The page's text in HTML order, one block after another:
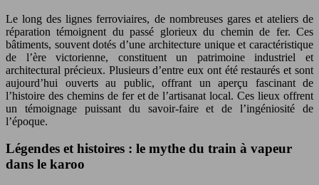
Le long des lignes ferroviaires, de nombreuses gares et ateliers de
réparation témoignent du passé glorieux du chemin de fer. Ces
bâtiments, souvent dotés d’une architecture unique et caractéristique
de l’ère victorienne, constituent un patrimoine industriel et
architectural précieux. Plusieurs d’entre eux ont été restaurés et sont
aujourd’hui ouverts au public, offrant un aperçu fascinant de
l’histoire des chemins de fer et de l’artisanat local. Ces lieux offrent
un témoignage puissant du savoir-faire et de l’ingéniosité de
l’époque.
Légendes et histoires : le mythe du train à vapeur
dans le karoo